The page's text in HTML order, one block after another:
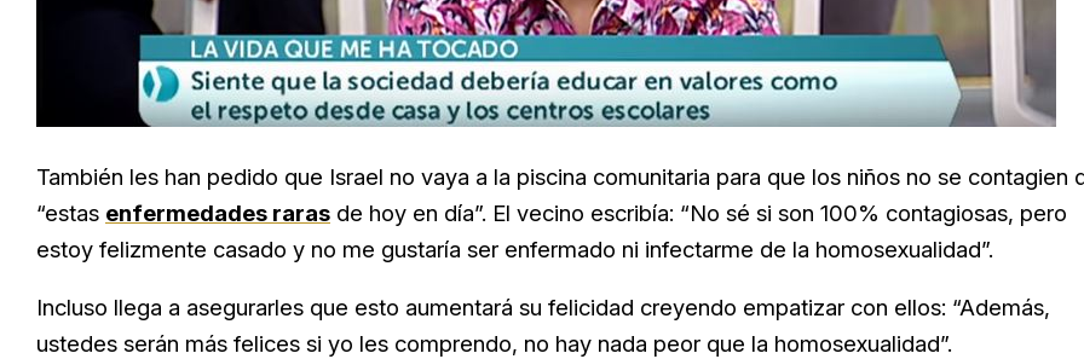
También les han pedido que Israel no vaya a la piscina comunitaria para que los niños no se contagien
“estas enfermedades raras de hoy en día”. El vecino escribía: “No sé si son 100% contagiosas, pero
estoy felizmente casado y no me gustaría ser enfermado ni infectarme de la homosexualidad”.
Incluso llega a asegurarles que esto aumentará su felicidad creyendo empatizar con ellos: “Además,
ustedes serán más felices si yo les comprendo, no hay nada peor que la homosexualidad”.